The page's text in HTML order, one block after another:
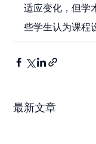
适应变化，但学
些学生认为课程
最新文章